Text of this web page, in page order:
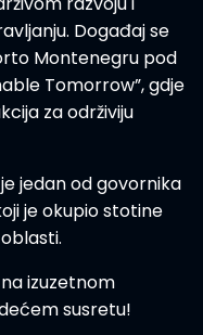
Događaj se
Montenegru pod
Tomorrow”, gdje
za održiviju
jedan od govornika
je okupio stotine
izuzetnom
susretu!